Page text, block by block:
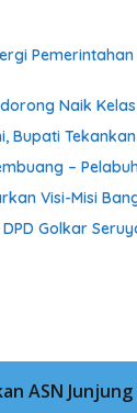
Naik Kelas
Bupati
–
Visi-Misi
Golkar
ASN